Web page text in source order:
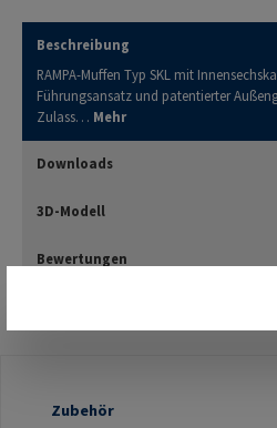
Beschreibung
RAMPA-Muffen Typ SKL mit
Führungsansatz und patentierter
Zulass… Mehr
Downloads
3D-Modell
Bewertungen
Produktgalerie überspringen
Zubehör